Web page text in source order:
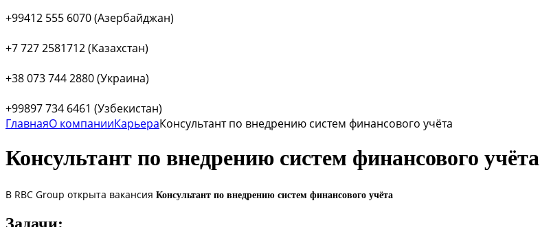
+99412 555 6070 (Азербайджан)
+7 727 2581712 (Казахстан)
+38 073 744 2880 (Украина)
+99897 734 6461 (Узбекистан)
ГлавнаяО компанииКарьераКонсультант по внедрению систем финансового учёта
Консультант по внедрению систем финансового учёта
В RBC Group открыта вакансия Консультант по внедрению систем финансового учёта